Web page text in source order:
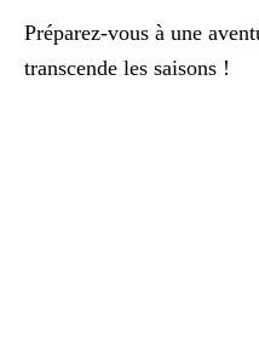
Préparez-vous à une
transcende les saisons !